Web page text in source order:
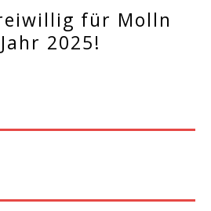
für Molln
2025!